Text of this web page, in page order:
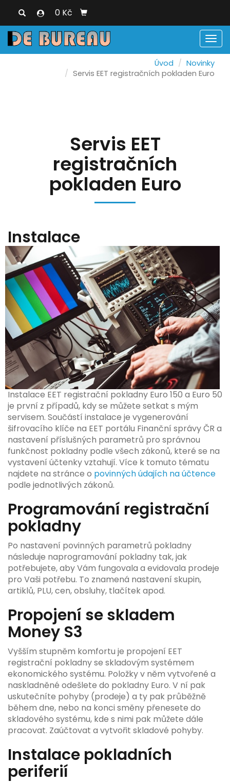
0 Kč
Úvod
Novinky
Servis EET registračních pokladen Euro
Servis EET
registračních
pokladen Euro
Instalace
Instalace EET registrační pokladny Euro 150 a Euro 50
je první z případů, kdy se můžete setkat s mým
servisem. Součástí instalace je vygenerování
šifrovacího klíče na EET portálu Finanční správy ČR a
nastavení příslušných parametrů pro správnou
funkčnost pokladny podle všech zákonů, které se na
vystavení účtenky vztahují. Více k tomuto tématu
najdete na stránce o povinných údajích na účtence
podle jednotlivých zákonů.
Programování registrační
pokladny
Po nastavení povinných parametrů pokladny
následuje naprogramování pokladny tak, jak
potřebujete, aby Vám fungovala a evidovala prodeje
pro Vaši potřebu. To znamená nastavení skupin,
artiklů, PLU, cen, obsluhy, tlačítek apod.
Propojení se skladem
Money S3
Vyšším stupněm komfortu je propojení EET
registrační pokladny se skladovým systémem
ekonomického systému. Položky v něm vytvořené a
naskladněné odešlete do pokladny Euro. V ní pak
uskutečníte pohyby (prodeje) a ty pak průběžně
během dne, nebo na konci směny přenesete do
skladového systému, kde s nimi pak můžete dále
pracovat. Zaúčtovat a vytvořit skladové pohyby.
Instalace pokladních
periferií